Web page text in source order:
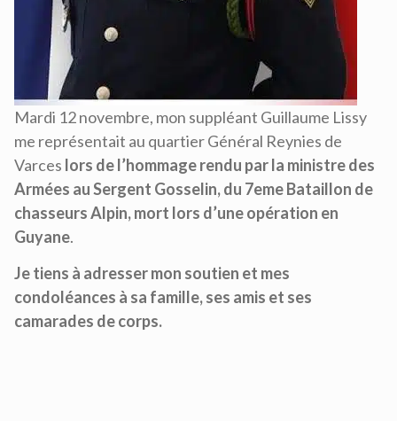
Mardi 12 novembre, mon suppléant Guillaume Lissy
me représentait au quartier Général Reynies de
Varces lors de l’hommage rendu par la ministre des
Armées au Sergent Gosselin, du 7eme Bataillon de
chasseurs Alpin, mort lors d’une opération en
Guyane.
Je tiens à adresser mon soutien et mes
condoléances à sa famille, ses amis et ses
camarades de corps.